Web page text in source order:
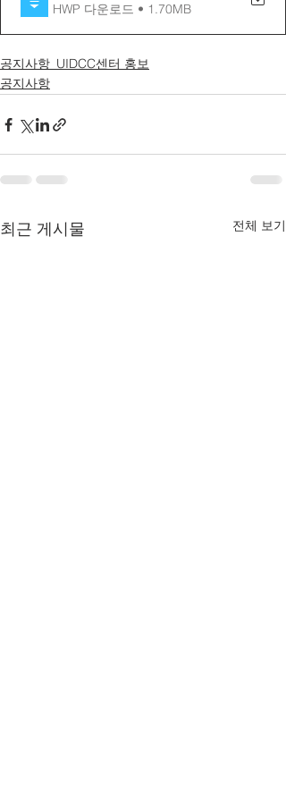
HWP 다운로드 • 1.70MB
공지사항_UIDCC센터 홍보
공지사항
최근 게시물 전체 보기